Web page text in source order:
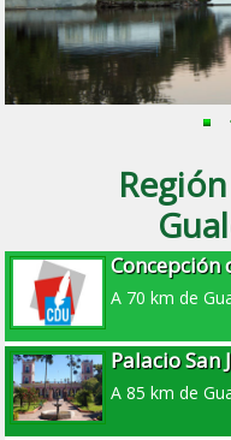
A 70 km de
Palacio San
A 85 km de